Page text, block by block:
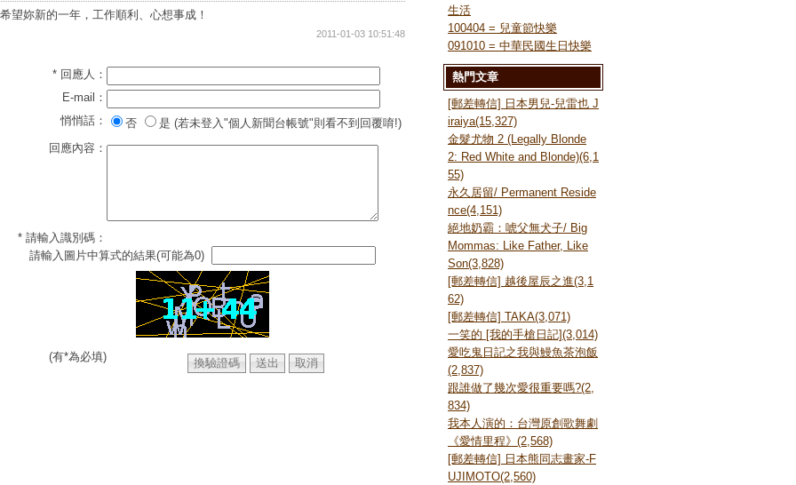
希望妳新的一年，工作順利、心想事成！
2011-01-03 10:51:48
* 回應人：
E-mail：
悄悄話：
否
是 (若未登入"個人新聞台帳號"則看不到回覆唷!)
回應內容：
* 請輸入識別碼：
請輸入圖片中算式的結果(可能為0)
(有*為必填)
生活
100404 = 兒童節快樂
091010 = 中華民國生日快樂
熱門文章
[郵差轉信] 日本男兒-兒雷也 J
iraiya(15,327)
金髮尤物 2 (Legally Blonde
2: Red White and Blonde)(6,1
55)
永久居留/ Permanent Reside
nce(4,151)
絕地奶霸：唬父無犬子/ Big
Mommas: Like Father, Like
Son(3,828)
[郵差轉信] 越後屋辰之進(3,1
62)
[郵差轉信] TAKA(3,071)
一笑的 [我的手槍日記](3,014)
愛吃鬼日記之我與鰻魚茶泡飯
(2,837)
跟誰做了幾次愛很重要嗎?(2,
834)
我本人演的：台灣原創歌舞劇
《愛情里程》(2,568)
[郵差轉信] 日本熊同志畫家-F
UJIMOTO(2,560)